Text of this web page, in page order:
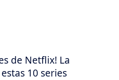
de Netflix! La
10 series